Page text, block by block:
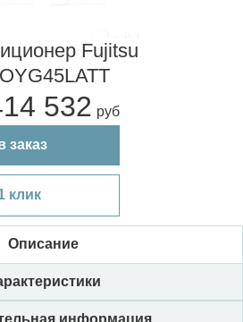
Fujitsu
532
заказ
клик
Описание